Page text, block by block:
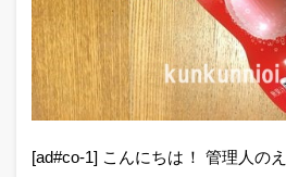
[ad#co-1] こんにちは！ 管理人の